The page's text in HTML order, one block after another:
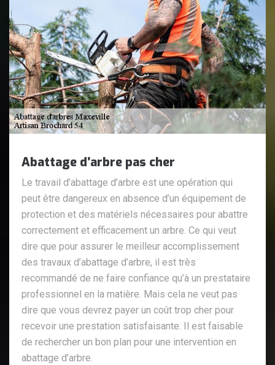
Abattage d’arbre pas cher
Le travail d’abattage d’arbre est une opération qui
peut être dangereux en absence d’un équipement de
protection et des matériels nécessaires pour abattre
correctement et efficacement un arbre. Ce qui veut
dire que pour assurer le meilleur accomplissement
des travaux d’abattage d’arbre, il est très
recommandé de ne faire confiance qu’à un prestataire
professionnel en la matière. Mais cela ne veut pas
dire que vous devrez payer un coût trop cher pour
recevoir une prestation satisfaisante. Il est faisable
de rechercher un bon plan pour une intervention en
abattage d’arbre.